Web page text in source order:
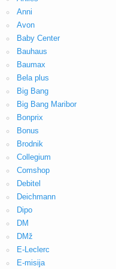
Anni
Avon
Baby Center
Bauhaus
Baumax
Bela plus
Big Bang
Big Bang Maribor
Bonprix
Bonus
Brodnik
Collegium
Comshop
Debitel
Deichmann
Dipo
DM
DMž
E-Leclerc
E-misija